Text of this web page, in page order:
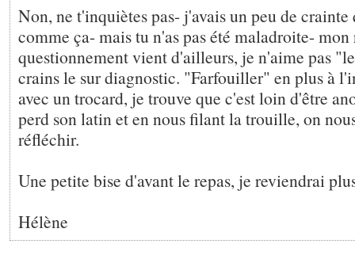
Non, ne t'inquiètes pas- j'avais un peu de
comme ça- mais tu n'as pas été maladroite-
questionnement vient d'ailleurs, je n'aime pas
crains le sur diagnostic. "Farfouiller" en plus à
avec un trocard, je trouve que c'est loin d'être
perd son latin et en nous filant la trouille, on
réfléchir.
Une petite bise d'avant le repas, je reviendrai
Hélène